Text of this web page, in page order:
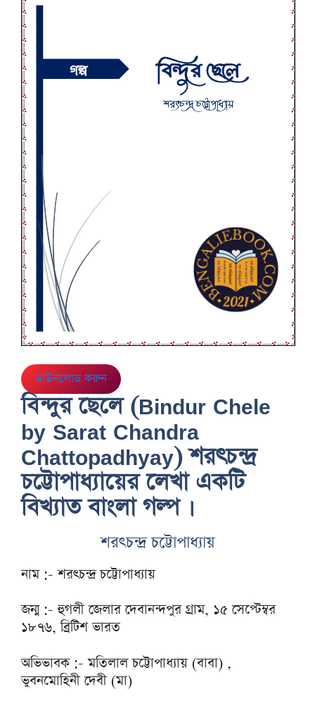
ডাউনলোড করুন
বিন্দুর ছেলে (Bindur Chele
by Sarat Chandra
Chattopadhyay) শরৎচন্দ্র
চট্টোপাধ্যায়ের লেখা একটি
বিখ্যাত বাংলা গল্প ।
শরৎচন্দ্র চট্টোপাধ্যায়
নাম :- শরৎচন্দ্র চট্টোপাধ্যায়
জন্ম :- হুগলী জেলার দেবানন্দপুর গ্রাম, ১৫ সেপ্টেম্বর
১৮৭৬, ব্রিটিশ ভারত
অভিভাবক :- মতিলাল চট্টোপাধ্যায় (বাবা) ,
ভুবনমোহিনী দেবী (মা)